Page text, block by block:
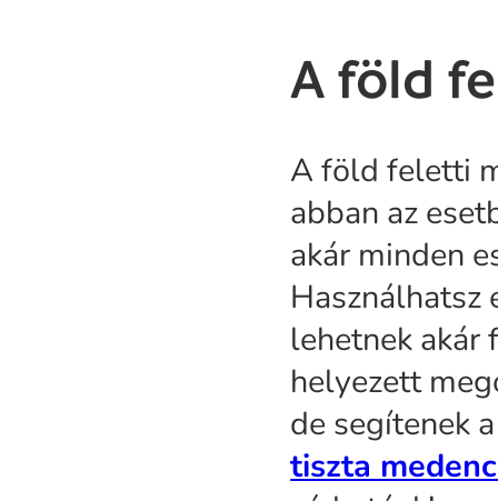
A föld
A föld feletti
abban az
akár minden
Használhatsz
lehetnek akár
helyezett
de segítenek
tiszta